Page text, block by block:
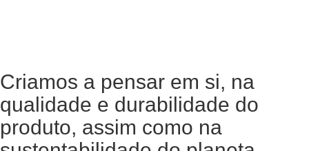
Criamos a pensar em si, na
qualidade e durabilidade do
produto, assim como na